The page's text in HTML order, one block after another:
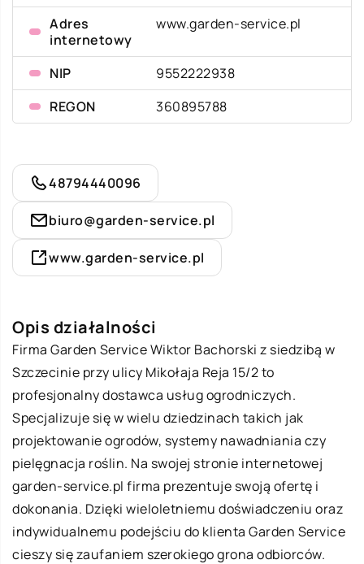
Adres
internetowy
www.garden-service.pl
NIP
9552222938
REGON
360895788
48794440096
biuro@garden-service.pl
www.garden-service.pl
Opis działalności
Firma Garden Service Wiktor Bachorski z siedzibą w
Szczecinie przy ulicy Mikołaja Reja 15/2 to
profesjonalny dostawca usług ogrodniczych.
Specjalizuje się w wielu dziedzinach takich jak
projektowanie ogrodów, systemy nawadniania czy
pielęgnacja roślin. Na swojej stronie internetowej
garden-service.pl firma prezentuje swoją ofertę i
dokonania. Dzięki wieloletniemu doświadczeniu oraz
indywidualnemu podejściu do klienta Garden Service
cieszy się zaufaniem szerokiego grona odbiorców.